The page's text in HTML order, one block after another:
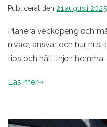
Publicerat den 21 augusti 2025
Planera veckopeng och
nivåer, ansvar och hur ni
tips och håll linjen hemma
Läs mer